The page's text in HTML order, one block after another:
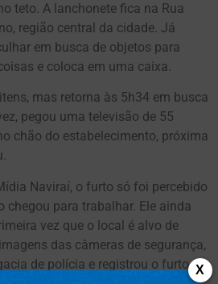
teto. A lanchonete fica na Rua
região central da cidade. Já
em busca de objetos para
e coloca em uma caixa.
mas retorna às 5h34 em busca
pegou uma televisão de 55
chão do estabelecimento, próxima
Naviraí, o furto só foi percebido
chegou para trabalhar. Ele ainda
vez que o local é alvo de
das câmeras de segurança,
de polícia e registrou o furto. X